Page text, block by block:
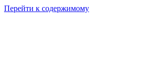
Перейти к содержимому